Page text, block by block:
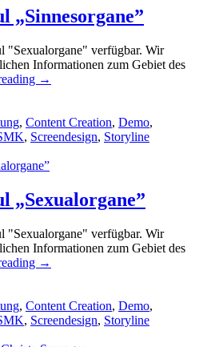
„Sinnesorgane”
"Sexualorgane" verfügbar. Wir
Informationen zum Gebiet des
→
, Content Creation, Demo,
, Screendesign, Storyline
„Sexualorgane”
"Sexualorgane" verfügbar. Wir
Informationen zum Gebiet des
→
, Content Creation, Demo,
, Screendesign, Storyline